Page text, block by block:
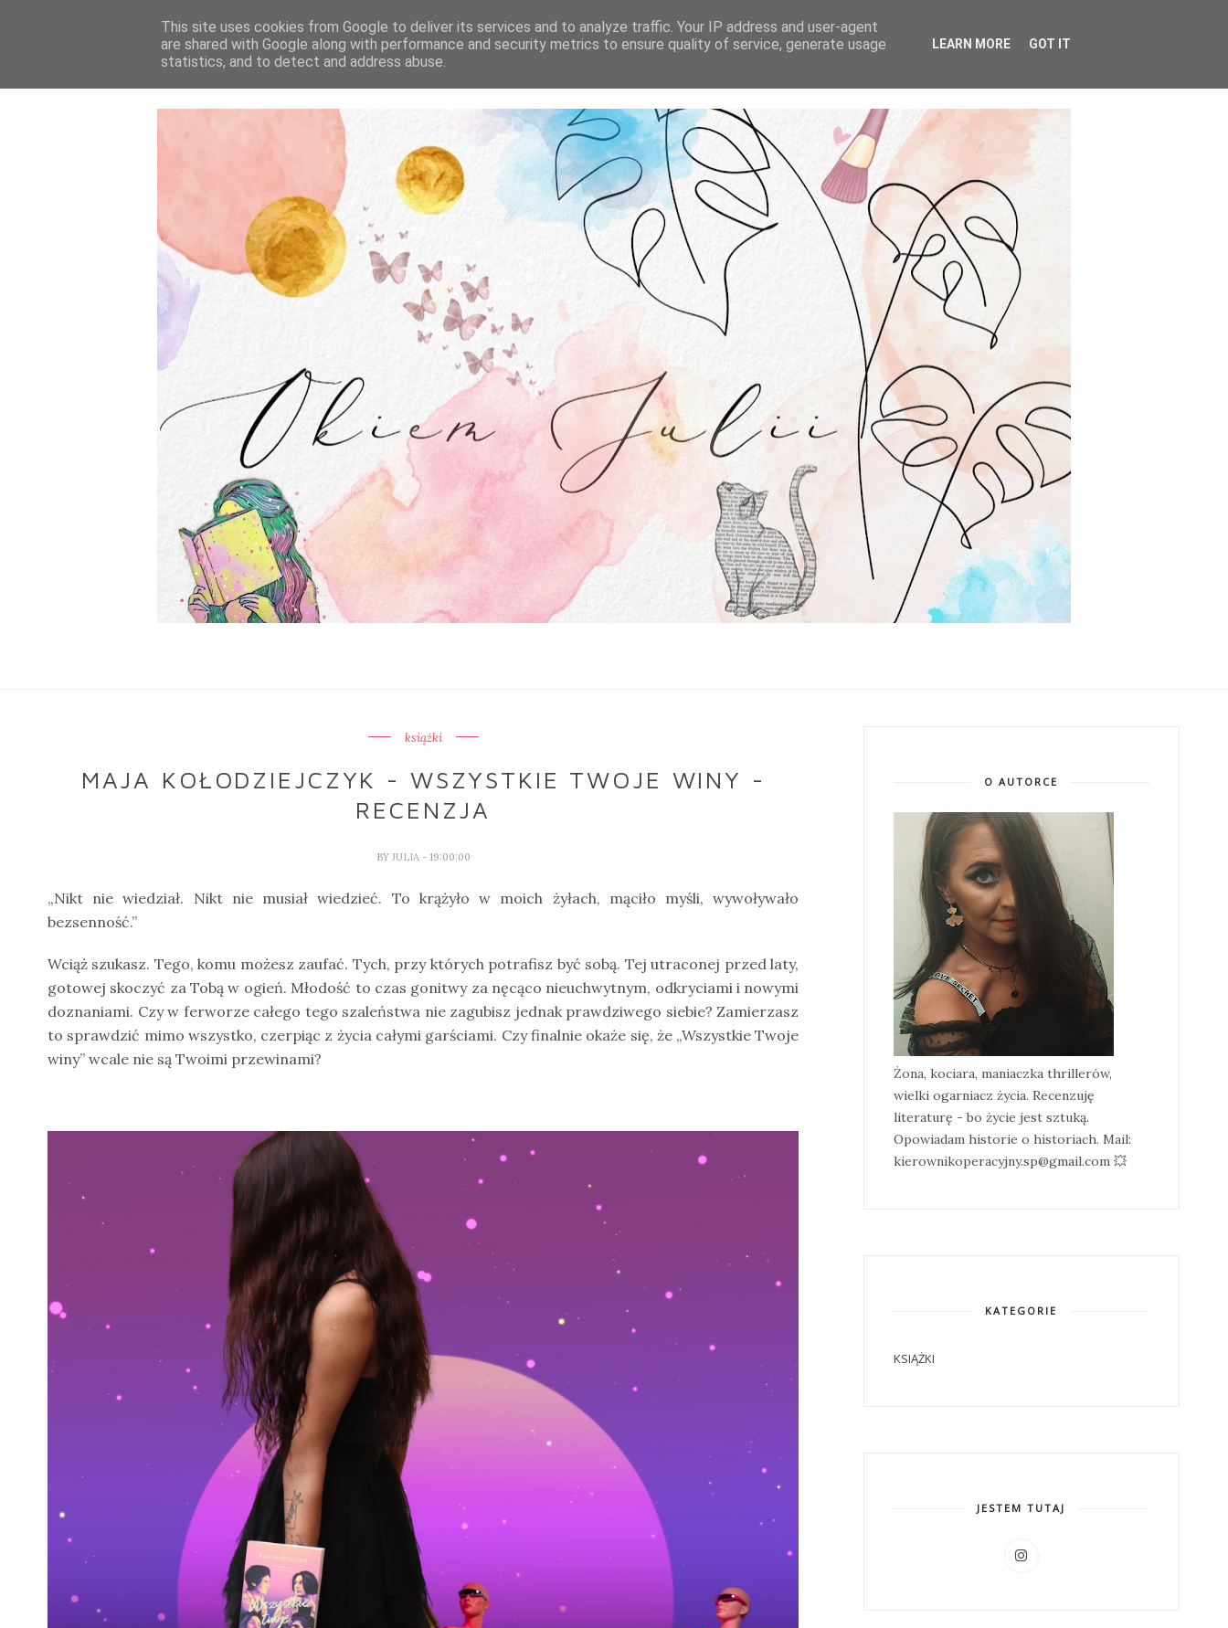
STRONA GŁÓWNA O MNIE WSPÓŁPRACA
książki
MAJA KOŁODZIEJCZYK - WSZYSTKIE TWOJE WINY -
RECENZJA
BY JULIA - 19:00:00
„Nikt nie wiedział. Nikt nie musiał wiedzieć. To krążyło w moich żyłach, mąciło myśli, wywoływało
bezsenność.”
Wciąż szukasz. Tego, komu możesz zaufać. Tych, przy których potrafisz być sobą. Tej utraconej przed laty,
gotowej skoczyć za Tobą w ogień. Młodość to czas gonitwy za nęcąco nieuchwytnym, odkryciami i nowymi
doznaniami. Czy w ferworze całego tego szaleństwa nie zagubisz jednak prawdziwego siebie? Zamierzasz
to sprawdzić mimo wszystko, czerpiąc z życia całymi garściami. Czy finalnie okaże się, że „Wszystkie Twoje
winy” wcale nie są Twoimi przewinami?
O AUTORCE
Żona, kociara, maniaczka thrillerów,
wielki ogarniacz życia. Recenzuję
literaturę - bo życie jest sztuką.
Opowiadam historie o historiach. Mail:
kierownikoperacyjny.sp@gmail.com 💥
KATEGORIE
KSIĄŻKI
JESTEM TUTAJ
This site uses cookies from Google to deliver its services and to analyze traffic. Your IP address and user-agent
are shared with Google along with performance and security metrics to ensure quality of service, generate usage
statistics, and to detect and address abuse.
LEARN MORE GOT IT